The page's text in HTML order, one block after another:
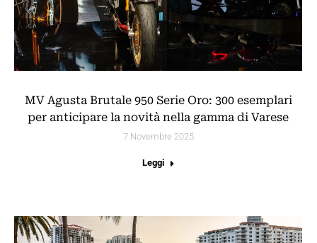
MV Agusta Brutale 950 Serie Oro: 300 esemplari
per anticipare la novità nella gamma di Varese
7 Novembre 2025
Leggi